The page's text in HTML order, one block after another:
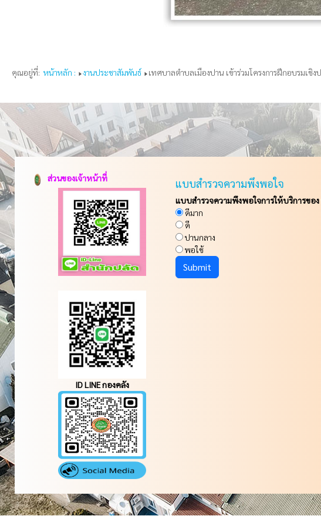
คุณอยู่ที่: หน้าหลัก : งานประชาสัมพันธ์ เทศบาลตำบลเมืองปาน เข้าร่วมโครงการฝึกอบรมเชิ
ส่วนของเจ้าหน้าที่
ID LINE กองคลัง
แบบสำรวจความพึงพอใจ
แบบสำรวจความพึงพอใจการให้บริการขอ
ดีมาก
ดี
ปานกลาง
พอใช้